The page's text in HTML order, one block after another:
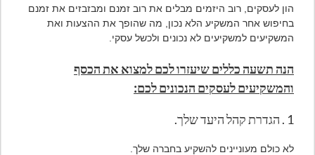
הון לעסקים, רוב היזמים מבלים את רוב זמנם ומבזבזים את זמנם
בחיפוש אחר המשקיע הלא נכון, מה שהופך את ההצעות ואת
המשקיעים למשקיעים לא נכונים ולכשל עסקי.
הנה תשעה כללים שיעזרו לכם למצוא את הכסף
והמשקיעים לעסקים הנכונים לכם:
1 . הגדרת קהל היעד שלך.
לא כולם מעוניינים להשקיע בחברה שלך.